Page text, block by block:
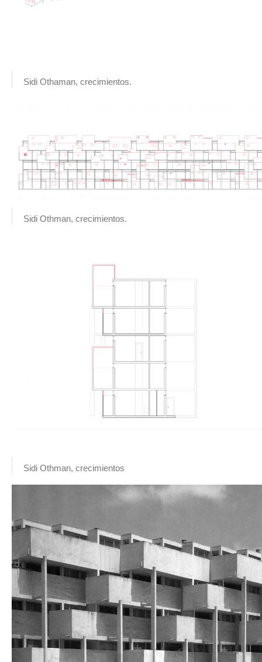
Sidi Othaman, crecimientos.
Sidi Othman, crecimientos.
Sidi Othman, crecimientos